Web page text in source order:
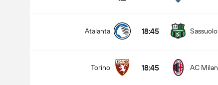
Atalanta 18:45 Sassuolo
Torino 18:45 AC Milan